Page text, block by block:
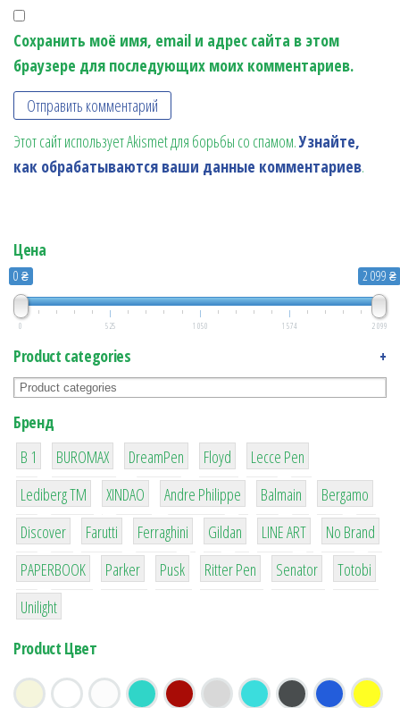
Сохранить моё имя, email и адрес сайта в этом
браузере для последующих моих комментариев.
Этот сайт использует Akismet для борьбы со спамом.Узнайте,
как обрабатываются ваши данные комментариев.
Цена
0 ₴ 2 099 ₴
0 525 1 050 1 574 2 099
Product categories +
Бренд
B 1
1
BUROMAX
1
DreamPen
2
Floyd
2
Lecce Pen
3
Lediberg ТМ
3
XINDAO
1
Andre Philippe
4
Balmain
26
Bergamo
64
Discover
299
Farutti
4
Ferraghini
42
Gildan
4
LINE ART
90
No Brand
8
PAPERBOOK
6
Parker
2
Pusk
22
Ritter Pen
15
Senator
43
Totobi
1
Unilight
Product Цвет